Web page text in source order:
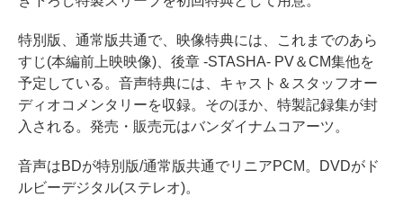
特別版、通常版共通で、映像特典には、これまでのあら
すじ(本編前上映映像)、後章 -STASHA- PV＆CM集他を
予定している。音声特典には、キャスト＆スタッフオー
ディオコメンタリーを収録。そのほか、特製記録集が封
入される。発売・販売元はバンダイナムコアーツ。
音声はBDが特別版/通常版共通でリニアPCM。DVDがド
ルビーデジタル(ステレオ)。